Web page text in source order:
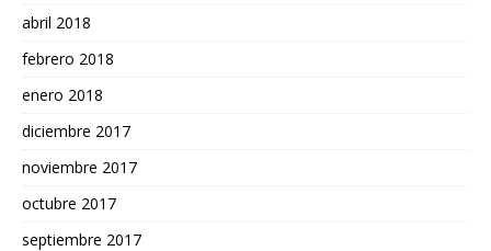
abril 2018
febrero 2018
enero 2018
diciembre 2017
noviembre 2017
octubre 2017
septiembre 2017